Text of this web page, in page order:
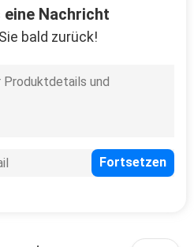
Nachricht
bald zurück!